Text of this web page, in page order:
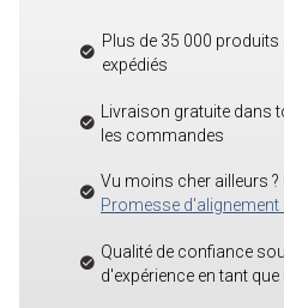
Plus de 35 000 produits
expédiés
Livraison gratuite dans
les commandes
Vu moins cher ailleurs
Promesse d'alignement
Qualité de confiance
d'expérience en tant